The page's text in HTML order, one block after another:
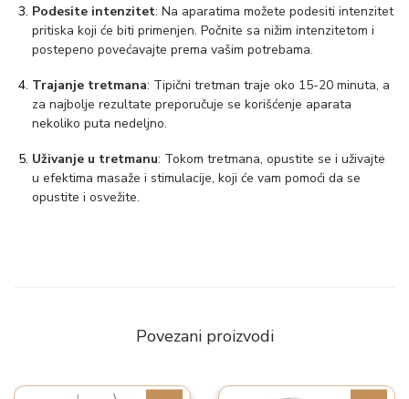
Podesite intenzitet: Na aparatima možete podesiti intenzitet
pritiska koji će biti primenjen. Počnite sa nižim intenzitetom i
postepeno povećavajte prema vašim potrebama.
Trajanje tretmana: Tipični tretman traje oko 15-20 minuta, a
za najbolje rezultate preporučuje se korišćenje aparata
nekoliko puta nedeljno.
Uživanje u tretmanu: Tokom tretmana, opustite se i uživajte
u efektima masaže i stimulacije, koji će vam pomoći da se
opustite i osvežite.
Povezani proizvodi